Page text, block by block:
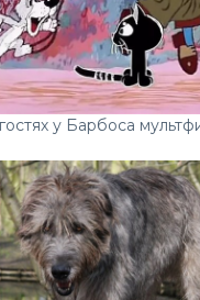
у Барбоса